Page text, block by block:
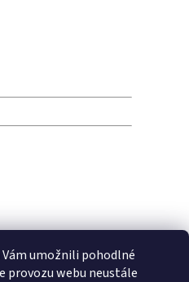
umožnili pohodlné
provozu webu neustále